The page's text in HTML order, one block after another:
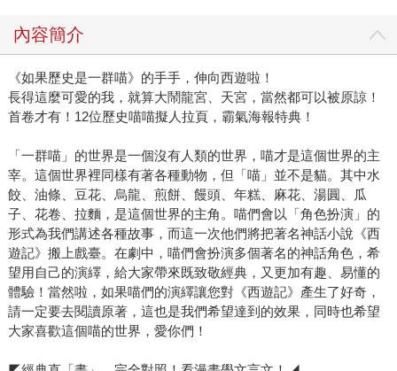
內容簡介
《如果歷史是一群喵》的手手，伸向西遊啦！
長得這麼可愛的我，就算大鬧龍宮、天宮，當然都可以被原諒！
首卷才有！12位歷史喵喵擬人拉頁，霸氣海報特典！
「一群喵」的世界是一個沒有人類的世界，喵才是這個世界的主
宰。這個世界裡同樣有著各種動物，但「喵」並不是貓。其中水
餃、油條、豆花、烏龍、煎餅、饅頭、年糕、麻花、湯圓、瓜
子、花卷、拉麵，是這個世界的主角。喵們會以「角色扮演」的
形式為我們講述各種故事，而這一次他們將把著名神話小說《西
遊記》搬上戲臺。在劇中，喵們會扮演多個著名的神話角色，希
望用自己的演繹，給大家帶來既致敬經典，又更加有趣、易懂的
體驗！當然啦，如果喵們的演繹讓您對《西遊記》產生了好奇，
請一定要去閱讀原著，這也是我們希望達到的效果，同時也希望
大家喜歡這個喵的世界，愛你們！